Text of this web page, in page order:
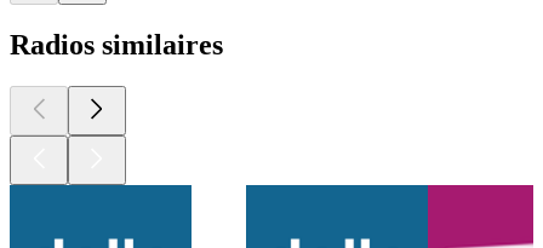
Radios similaires